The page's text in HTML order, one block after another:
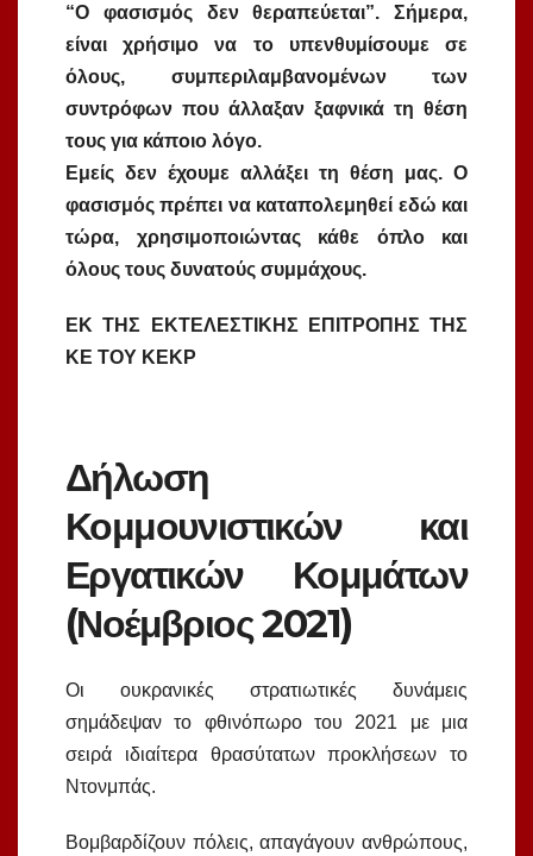
“Ο φασισμός δεν θεραπεύεται”. Σήμερα,
είναι χρήσιμο να το υπενθυμίσουμε σε
όλους, συμπεριλαμβανομένων των
συντρόφων που άλλαξαν ξαφνικά τη θέση
τους για κάποιο λόγο.
Εμείς δεν έχουμε αλλάξει τη θέση μας. Ο
φασισμός πρέπει να καταπολεμηθεί εδώ και
τώρα, χρησιμοποιώντας κάθε όπλο και
όλους τους δυνατούς συμμάχους.
ΕΚ ΤΗΣ ΕΚΤΕΛΕΣΤΙΚΗΣ ΕΠΙΤΡΟΠΗΣ ΤΗΣ
ΚΕ ΤΟΥ ΚΕΚΡ
Δήλωση
Κομμουνιστικών και
Εργατικών Κομμάτων
(Νοέμβριος 2021)
Οι ουκρανικές στρατιωτικές δυνάμεις
σημάδεψαν το φθινόπωρο του 2021 με μια
σειρά ιδιαίτερα θρασύτατων προκλήσεων το
Ντονμπάς.
Βομβαρδίζουν πόλεις, απαγάγουν ανθρώπους,